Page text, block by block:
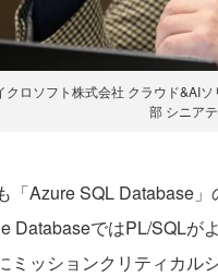
クロソフト株式会社 クラウド&AI
部 シニア
「Azure SQL Database
DatabaseではPL/SQLが
ミッションクリティカル